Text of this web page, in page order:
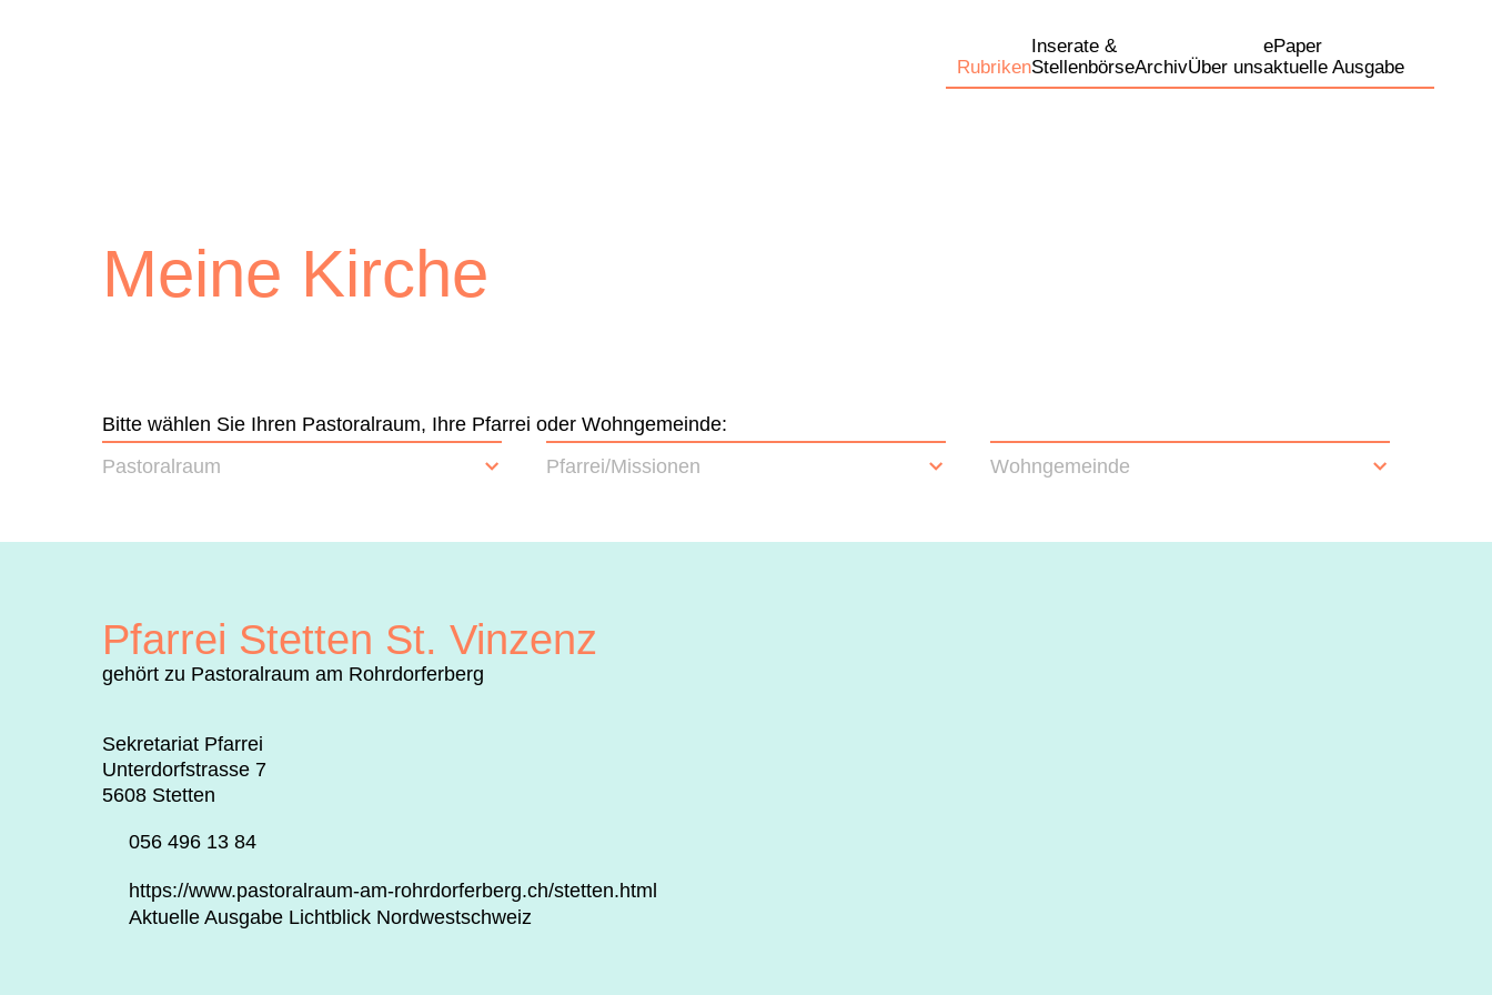
Rubriken
Inserate &
StellenbörseArchivÜber uns
ePaper
aktuelle Ausgabe
Meine Kirche
Bitte wählen Sie Ihren Pastoralraum, Ihre Pfarrei oder Wohngemeinde:
Pastoralraum
Pfarrei/Missionen Wohngemeinde
Pfarrei Stetten St. Vinzenz
gehört zu Pastoralraum am Rohrdorferberg
Sekretariat Pfarrei
Unterdorfstrasse 7
5608 Stetten
056 496 13 84
https://www.pastoralraum-am-rohrdorferberg.ch/stetten.html
Aktuelle Ausgabe Lichtblick Nordwestschweiz